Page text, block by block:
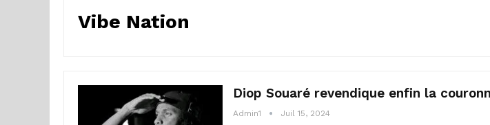
Vibe Nation
Diop Souaré revendique enfin la
Admin1 Juil 15, 2024